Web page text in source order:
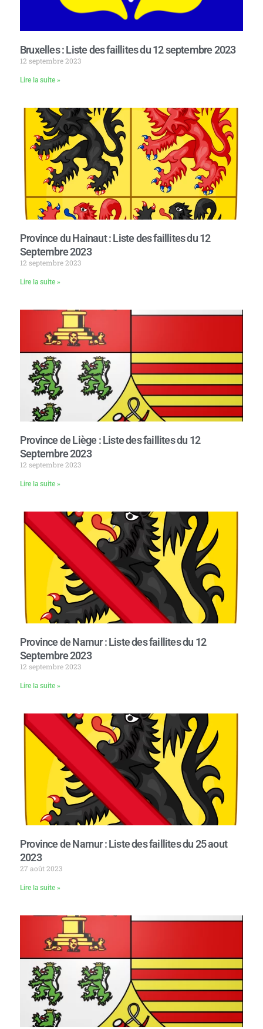
Bruxelles : Liste des faillites du 12 septembre 2023
12 septembre 2023
Lire la suite »
Province du Hainaut : Liste des faillites du 12
Septembre 2023
12 septembre 2023
Lire la suite »
Province de Liège : Liste des faillites du 12
Septembre 2023
12 septembre 2023
Lire la suite »
Province de Namur : Liste des faillites du 12
Septembre 2023
12 septembre 2023
Lire la suite »
Province de Namur : Liste des faillites du 25 aout
2023
27 août 2023
Lire la suite »